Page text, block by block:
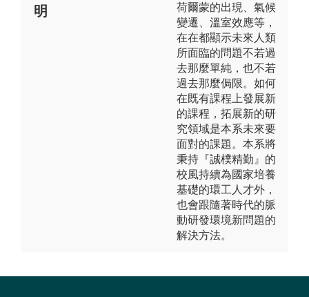
明
荷爾蒙的出現、氣候
變遷、溫室效應等，
在在都顯示未來人類
所面臨的問題不若過
去那麼單純，也不若
過去那麼侷限。如何
在既有課程上發展新
的課程，拓展新的研
究領域是本系未來要
面對的課題。本系將
秉持『誠樸精勤』的
校風持續為國家培養
基礎的環工人才外，
也會跟隨著時代的脈
動研發環境新問題的
解決方法。